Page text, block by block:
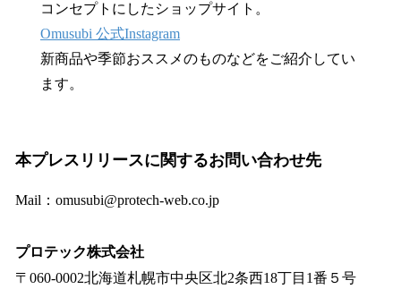
コンセプトにしたショップサイト。
Omusubi 公式Instagram
新商品や季節おススメのものなどをご紹介してい
ます。
本プレスリリースに関するお問い合わせ先
Mail：omusubi@protech-web.co.jp
プロテック株式会社
〒060-0002北海道札幌市中央区北2条西18丁目1番５号